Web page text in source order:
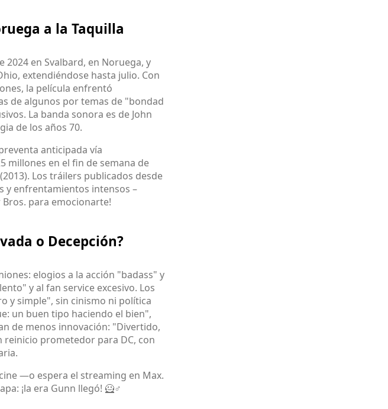
a la Taquilla
en Svalbard, en Noruega, y
extendiéndose hasta julio. Con
la película enfrentó
de algunos por temas de "bondad
La banda sonora es de John
de los años 70.
anticipada vía
millones en el fin de semana de
(2013). Los tráilers publicados desde
y enfrentamientos intensos –
Bros. para emocionarte!
o Decepción?
elogios a la acción "badass" y
y al fan service excesivo. Los
y simple", sin cinismo ni política
un buen tipo haciendo el bien",
de menos innovación: "Divertido,
reinicio prometedor para DC, con
—o espera el streaming en Max.
¡la era Gunn llegó! 🦸♂️